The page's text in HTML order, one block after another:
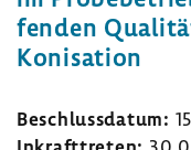
fenden
Koni­sa­tion
Beschluss­datum: